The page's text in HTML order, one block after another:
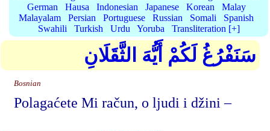
German
Hausa Indonesian Japanese Korean
Malay
Malayalam
Persian Portuguese Russian Somali
Spanish
Swahili
Turkish Urdu Yoruba Transliteration [+]
سَنَفْرُغُ لَكُمْ أَيُّهَ الثَّقَلَانِ
Bosnian
Polagaćete Mi račun, o ljudi i džini –